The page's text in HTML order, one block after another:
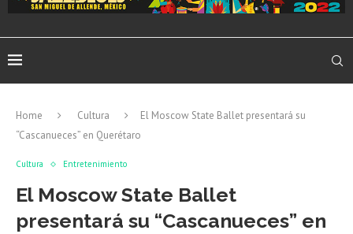
Home Cultura
El Moscow State Ballet presentará su
“Cascanueces” en Querétaro
Cultura Entretenimiento
El Moscow State Ballet
presentará su “Cascanueces” en